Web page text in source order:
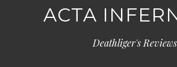
ACTA
Deathliger's Reviews